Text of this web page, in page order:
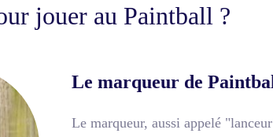
jouer au Paintball ?
Le marqueur de
Le marqueur, aussi appelé